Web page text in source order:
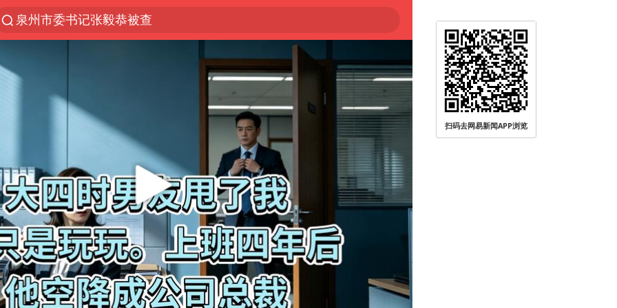
泉州市委书记张毅恭被查
国乒男单横滨冠军赛全军覆没
38岁演员求职万岁山NPC成功
秋天的第一杯奶茶到底有多火
东航：国内客票提前14天免费退改
四川宜宾市高县4.9级地震致1人死亡
美股存储板块集体大跌
日本试射“战斧”导弹，国防部回应
百花奖开幕式
胡彦斌韩磊 谁帮谁
扫码去网易新闻APP浏览